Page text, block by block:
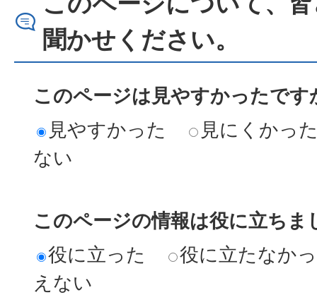
聞かせください。
このページは見やすかったです
見やすかった
見にくかっ
ない
このページの情報は役に立ちま
役に立った
役に立たなか
えない